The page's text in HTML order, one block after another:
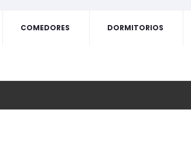
COMEDORES DORMITORIOS